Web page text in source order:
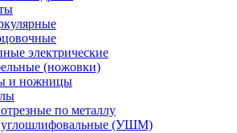
электрические
(ножовки)
и ножницы
по металлу
(УШМ)